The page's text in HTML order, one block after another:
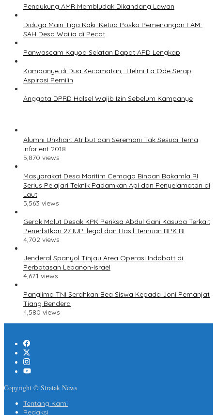
Pendukung AMR Membludak Dikandang Lawan
Diduga Main Tiga Kaki, Ketua Posko Pemenangan FAM-
SAH Desa Wailia di Pecat
Panwascam Kayoa Selatan Dapat APD Lengkap
Kampanye di Dua Kecamatan, Helmi-La Ode Serap
Aspirasi Pemilih
Anggota DPRD Halsel Wajib Izin Sebelum Kampanye
Alumni Unkhair: Atribut dan Seremoni Tak Sesuai Tema
Inforient 2018
5,870 views
Masyarakat Desa Maritim Cemaga Binaan Bakamla RI
Serius Pelajari Teknik Padamkan Api dan Penyelamatan di
Laut
5,563 views
Gerak Malut Desak KPK Periksa Abdul Gani Kasuba Terkait
Penerbitkan 27 IUP Ilegal dan Hasil Temuan BPK RI
4,702 views
Jenderal Spanyol Tinjau Area Operasi Indobatt di
Perbatasan Lebanon-Israel
4,671 views
Panglima TNI Serahkan Bea Siswa Kepada Joni Pemanjat
Tiang Bendera
4,580 views
Copyright © Stratak News
Tentang Kami
Redaksi